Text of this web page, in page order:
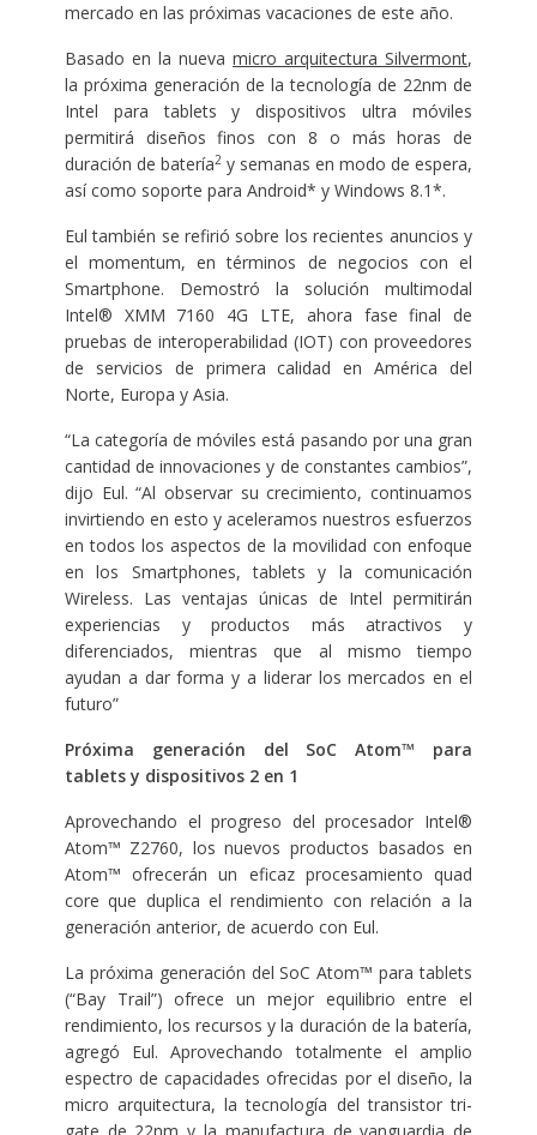
mercado en las próximas vacaciones de este año.
Basado en la nuevamicro arquitectura Silvermont,
la próxima generación de la tecnología de 22nm de
Intel para tablets y dispositivos ultra móviles
permitirá diseños finos con 8 o más horas de
duración de batería2y semanas en modo de espera,
así como soporte para Android* y Windows 8.1*.
Eul también se refirió sobre los recientes anuncios y
el momentum, en términos de negocios con el
Smartphone. Demostró la solución multimodal
Intel® XMM 7160 4G LTE, ahora fase final de
pruebas de interoperabilidad (IOT) con proveedores
de servicios de primera calidad en América del
Norte, Europa y Asia.
“La categoría de móviles está pasando por una gran
cantidad de innovaciones y de constantes cambios”,
dijo Eul. “Al observar su crecimiento, continuamos
invirtiendo en esto y aceleramos nuestros esfuerzos
en todos los aspectos de la movilidad con enfoque
en los Smartphones, tablets y la comunicación
Wireless. Las ventajas únicas de Intel permitirán
experiencias y productos más atractivos y
diferenciados, mientras que al mismo tiempo
ayudan a dar forma y a liderar los mercados en el
futuro”
Próxima generación del SoC Atom™ para
tablets y dispositivos 2 en 1
Aprovechando el progreso del procesador Intel®
Atom™ Z2760, los nuevos productos basados en
Atom™ ofrecerán un eficaz procesamiento quad
core que duplica el rendimiento con relación a la
generación anterior, de acuerdo con Eul.
La próxima generación del SoC Atom™ para tablets
(“Bay Trail”) ofrece un mejor equilibrio entre el
rendimiento, los recursos y la duración de la batería,
agregó Eul. Aprovechando totalmente el amplio
espectro de capacidades ofrecidas por el diseño, la
micro arquitectura, la tecnología del transistor tri-